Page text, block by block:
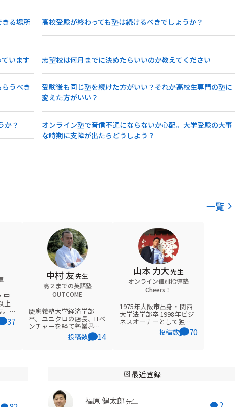
きる場所
高校受験が終わっても塾は続けるべきでしょうか？
います 志望校は何月までに決めたらいいのか教えてください
うべき
受験後も同じ塾を続けた方がいい？それか高校生専門の塾に
変えた方がいい？
か？
オンライン塾で音信不通にならないか心配。大学受験の大事
な時期に支障が出たらどうしよう？
一覧
中
上
関
・37
中村 友先生
高２までの英語塾
OUTCOME
慶應義塾大学経済学部
卒。ユニクロの店長、ITベ
ンチャーを経て塾業界
に。人の成長をサポート
するのがとにかく好きで
投稿数 14
山本 力大先生
オンライン個別指導塾
Cheers！
1975年大阪市出身・関西
大学法学部卒 1998年ビジ
ネスオーナーとして独立
2007年大阪NSC30期生と
してワッハ上方お笑いコ
して、全国の子供達と
投稿数 70
最近登録
福原 健太郎先生